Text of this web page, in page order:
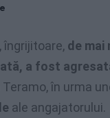
îngrijitoare, de mai
a fost
în urma
ale angajatorului.